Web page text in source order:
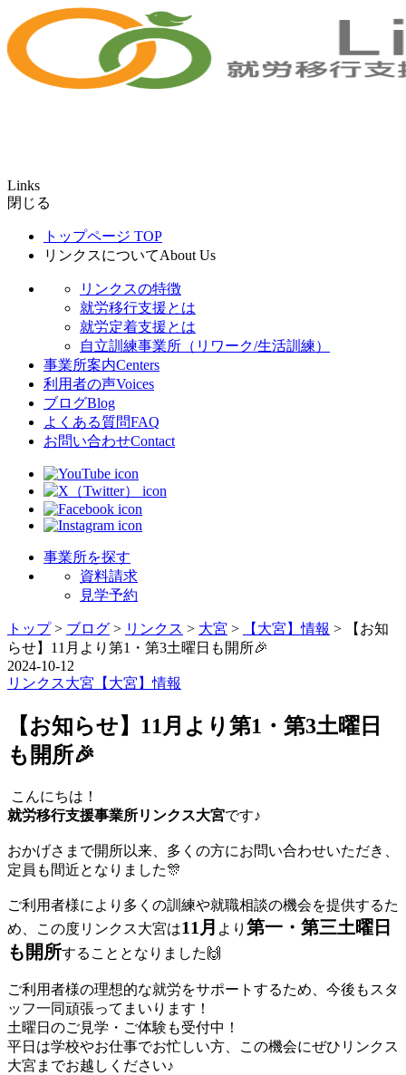
Links
閉じる
トップページ TOP
リンクスについてAbout Us
リンクスの特徴
就労移行支援とは
就労定着支援とは
自立訓練事業所（リワーク/生活訓練）
事業所案内Centers
利用者の声Voices
ブログBlog
よくある質問FAQ
お問い合わせContact
事業所を探す
資料請求
見学予約
トップ> ブログ > リンクス > 大宮 > 【大宮】情報 >
【お知
らせ】11月より第1・第3土曜日も開所🎉
2024-10-12
リンクス大宮 【大宮】情報
【お知らせ】11月より第1・第3土曜日
も開所🎉
こんにちは！
就労移行支援事業所リンクス大宮です♪
おかげさまで開所以来、多くの方にお問い合わせいただき、
定員も間近となりました🎊
ご利用者様により多くの訓練や就職相談の機会を提供するた
め、この度リンクス大宮は11月 より 第一・第三土曜日
も開所することとなりました🙌
ご利用者様の理想的な就労をサポートするため、今後もスタ
ッフ一同頑張ってまいります！
土曜日のご見学・ご体験も受付中！
平日は学校やお仕事でお忙しい方、この機会にぜひリンクス
大宮までお越しください♪